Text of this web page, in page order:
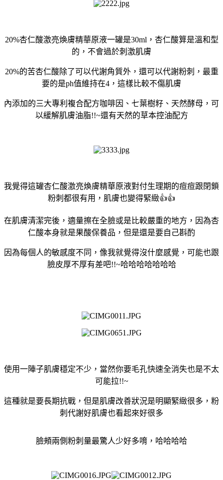
20%杏仁酸激亮煥膚精華原液一罐是30ml，杏仁酸算是溫和型
的，不會過於刺激肌膚
20%的苦杏仁酸除了可以代謝角質外，還可以代謝粉刺，最重
要的是ph值維持在4，這樣比較不傷肌膚
內添加的三大專利複合配方咖啡因、七葉樹籽、天然酵母，可
以緩解肌膚油脂!!~還有天然的草本控油配方
我覺得這罐杏仁酸激亮煥膚精華原液對付生理期的痘痘跟閉鎖
粉刺都很有用，肌膚也變得緊緻👍👍
在肌膚清潔完後，適量擦在全臉或是比較嚴重的地方，因為杏
仁酸本身就是果酸保養品，但是還是要自己斟酌
因為每個人的敏感度不同，像我就覺得沒什麼感覺，可能也跟
臉皮厚不厚有差吧!!~哈哈哈哈哈哈哈
使用一陣子肌膚穩定不少，當然你要毛孔快速全消失也是不太
可能拉!!~
這種就是要長期抗戰，但是肌膚改善狀況是明顯緊緻很多，粉
刺代謝好肌膚也看起來好很多
臉頰兩側粉刺量最驚人少好多唷，哈哈哈哈